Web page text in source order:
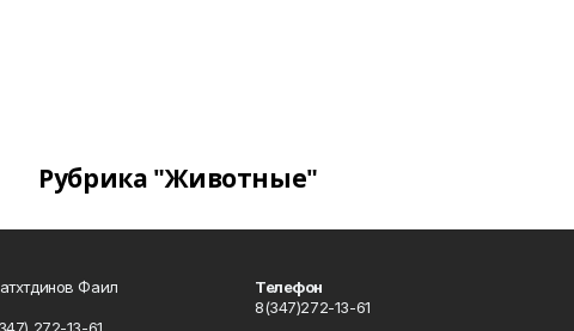
Рубрика "Животные"
Фаил
Телефон
8(347)272-13-61